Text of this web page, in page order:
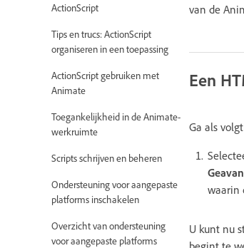
ActionScript
Tips en trucs: ActionScript
organiseren in een toepassing
ActionScript gebruiken met
Animate
Toegankelijkheid in de Animate-
werkruimte
Scripts schrijven en beheren
Ondersteuning voor aangepaste
platforms inschakelen
Overzicht van ondersteuning
voor aangepaste platforms
van de
Een
Ga als
waarin
U kunt nu